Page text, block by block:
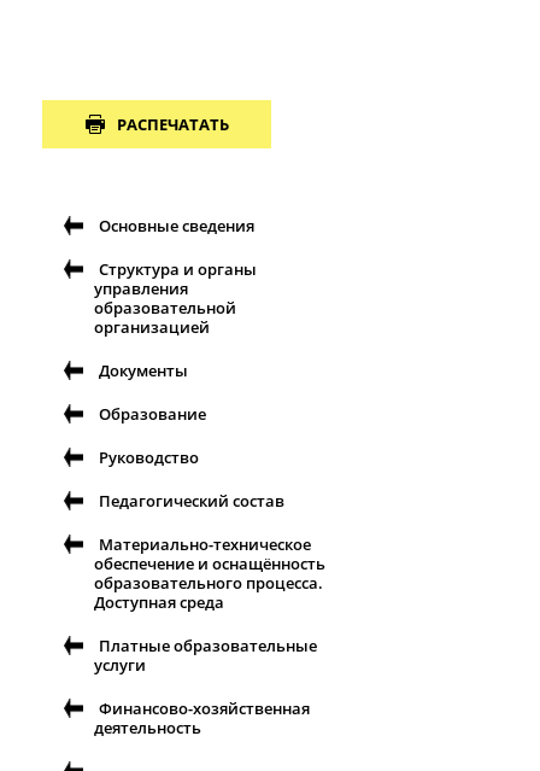
РАСПЕЧАТАТЬ
Основные сведения
Структура и органы
управления
образовательной
организацией
Документы
Образование
Руководство
Педагогический состав
Материально-техническое
обеспечение и оснащённость
образовательного процесса.
Доступная среда
Платные образовательные
услуги
Финансово-хозяйственная
деятельность